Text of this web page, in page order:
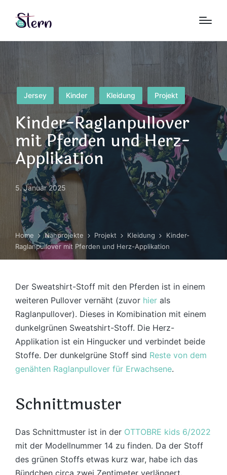
Posted
in
Jersey Kinder Kleidung Projekt
Kinder-Raglanpullover
mit Pferden und Herz-
Applikation
5. Januar 2025
Home Nähprojekte Projekt Kleidung
Kinder-
Raglanpullover mit Pferden und Herz-Applikation
Der Sweatshirt-Stoff mit den Pferden ist in einem
weiteren Pullover vernäht (zuvor hier als
Raglanpullover). Dieses in Komibination mit einem
dunkelgrünen Sweatshirt-Stoff. Die Herz-
Applikation ist ein Hingucker und verbindet beide
Stoffe. Der dunkelgrüne Stoff sind Reste von dem
genähten Raglanpullover für Erwachsene.
Schnittmuster
Das Schnittmuster ist in der OTTOBRE kids 6/2022
mit der Modellnummer 14 zu finden. Da der Stoff
des grünen Stoffs etwas kurz war, habe ich das
Bündchen circa zwei Zentimeter verlängert.